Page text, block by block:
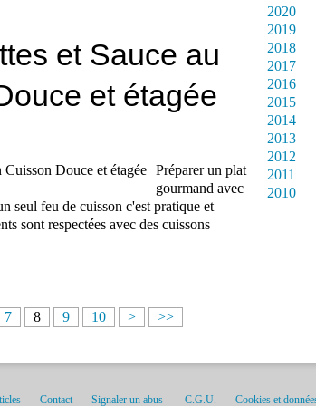
et Sauce au
et étagée
Préparer un plat
gourmand avec
seul feu de cuisson c'est pratique et
sont respectées avec des cuissons
7 8 9 10
2
3
4
5
6
7
8
9
1
2
3
4
5
6
7
> >>
2020
2019
2018
2017
2016
2015
2014
2013
2012
2011
2010
Contact Signaler un abus C.G.U. Cookies et